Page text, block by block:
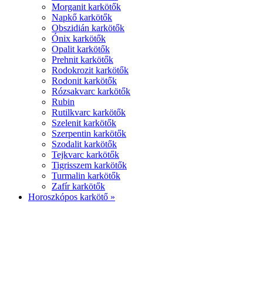
Morganit karkötők
Napkő karkötők
Obszidián karkötők
Ónix karkötők
Opalit karkötők
Prehnit karkötők
Rodokrozit karkötők
Rodonit karkötők
Rózsakvarc karkötők
Rubin
Rutilkvarc karkötők
Szelenit karkötők
Szerpentin karkötők
Szodalit karkötők
Tejkvarc karkötők
Tigrisszem karkötők
Turmalin karkötők
Zafír karkötők
Horoszkópos karkötő »